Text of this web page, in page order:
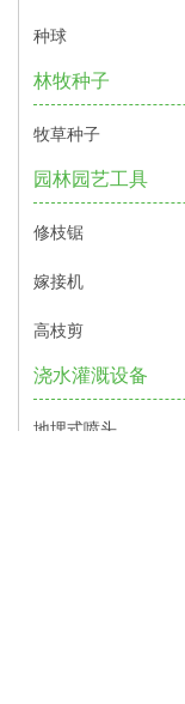
种球
林牧种子
牧草种子
园林园艺工具
修枝锯
嫁接机
高枝剪
浇水灌溉设备
地埋式喷头